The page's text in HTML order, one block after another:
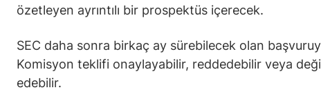
özetleyen ayrıntılı bir prospektüs içerecek.
SEC daha sonra birkaç ay sürebilecek olan
Komisyon teklifi onaylayabilir, reddedebilir veya
edebilir.